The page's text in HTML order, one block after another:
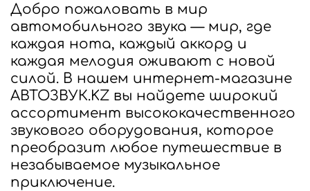
Добро пожаловать в мир
автомобильного звука — мир, где
каждая нота, каждый аккорд и
каждая мелодия оживают с новой
силой. В нашем интернет-магазине
АВТОЗВУК.KZ вы найдете широкий
ассортимент высококачественного
звукового оборудования, которое
преобразит любое путешествие в
незабываемое музыкальное
приключение.